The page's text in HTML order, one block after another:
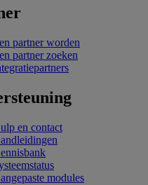
partner worden
partner zoeken
en contact
modules